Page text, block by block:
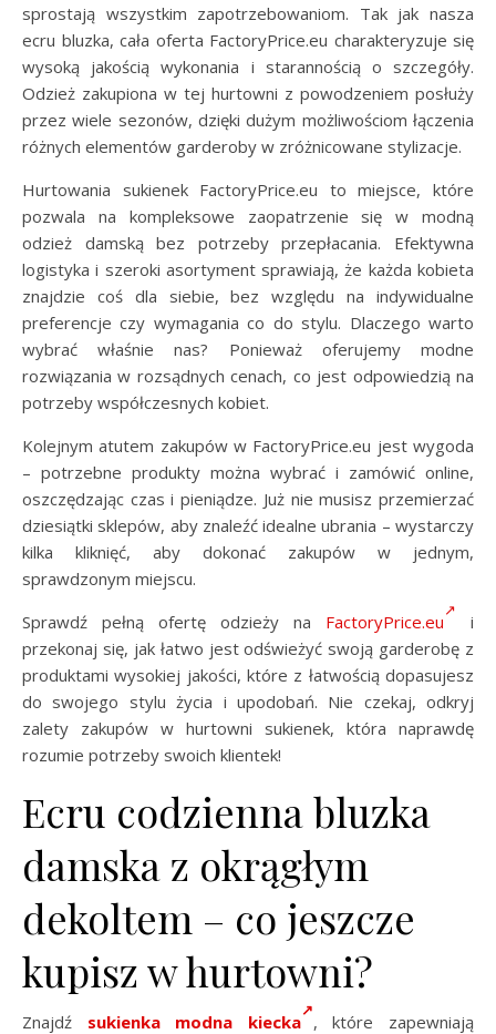
sprostają wszystkim zapotrzebowaniom. Tak jak nasza
ecru bluzka, cała oferta FactoryPrice.eu charakteryzuje się
wysoką jakością wykonania i starannością o szczegóły.
Odzież zakupiona w tej hurtowni z powodzeniem posłuży
przez wiele sezonów, dzięki dużym możliwościom łączenia
różnych elementów garderoby w zróżnicowane stylizacje.
Hurtowania sukienek FactoryPrice.eu to miejsce, które
pozwala na kompleksowe zaopatrzenie się w modną
odzież damską bez potrzeby przepłacania. Efektywna
logistyka i szeroki asortyment sprawiają, że każda kobieta
znajdzie coś dla siebie, bez względu na indywidualne
preferencje czy wymagania co do stylu. Dlaczego warto
wybrać właśnie nas? Ponieważ oferujemy modne
rozwiązania w rozsądnych cenach, co jest odpowiedzią na
potrzeby współczesnych kobiet.
Kolejnym atutem zakupów w FactoryPrice.eu jest wygoda
– potrzebne produkty można wybrać i zamówić online,
oszczędzając czas i pieniądze. Już nie musisz przemierzać
dziesiątki sklepów, aby znaleźć idealne ubrania – wystarczy
kilka kliknięć, aby dokonać zakupów w jednym,
sprawdzonym miejscu.
Sprawdź pełną ofertę odzieży na FactoryPrice.eu
i
przekonaj się, jak łatwo jest odświeżyć swoją garderobę z
produktami wysokiej jakości, które z łatwością dopasujesz
do swojego stylu życia i upodobań. Nie czekaj, odkryj
zalety zakupów w hurtowni sukienek, która naprawdę
rozumie potrzeby swoich klientek!
Ecru codzienna bluzka
damska z okrągłym
dekoltem – co jeszcze
kupisz w hurtowni?
Znajdź sukienka modna kiecka , które zapewniają